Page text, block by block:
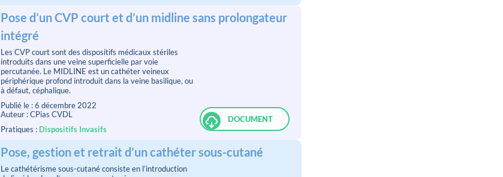
Pose d’un CVP court et d’un midline sans prolongateur
intégré
Les CVP court sont des dispositifs médicaux stériles
introduits dans une veine superficielle par voie
percutanée. Le MIDLINE est un cathéter veineux
périphérique profond introduit dans la veine basilique, ou
à défaut, céphalique.
Publié le : 6 décembre 2022
Auteur : CPias CVDL
Pratiques : Dispositifs Invasifs
DOCUMENT
Pose, gestion et retrait d’un cathéter sous-cutané
Le cathétérisme sous-cutané consiste en l’introduction